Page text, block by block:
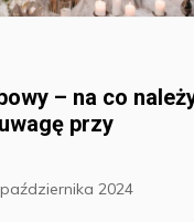
– na co
przy
2024